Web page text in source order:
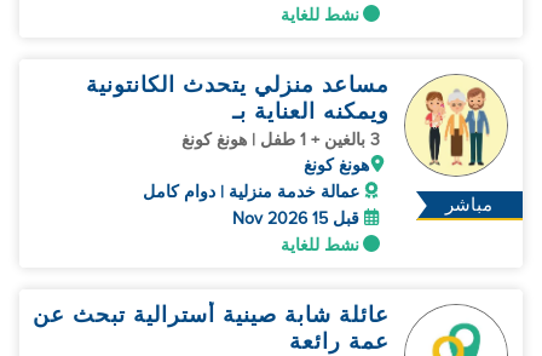
نشط للغاية
مباشر
مساعد منزلي يتحدث الكانتونية
ويمكنه العناية بـ
3 بالغين + 1 طفل | هونغ كونغ
هونغ كونغ
عمالة خدمة منزلية | دوام كامل
قبل 15 Nov 2026
نشط للغاية
عائلة شابة صينية أسترالية تبحث عن
عمة رائعة